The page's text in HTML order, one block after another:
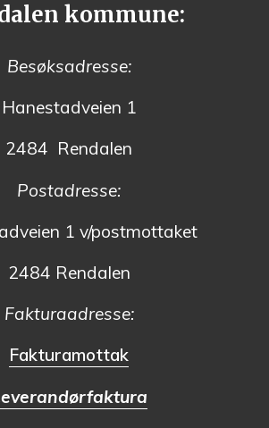
kommune:
Besøksadresse:
Hanestadveien 1
2484 Rendalen
Postadresse:
1 v/postmottaket
2484 Rendalen
Fakturaadresse:
Fakturamottak